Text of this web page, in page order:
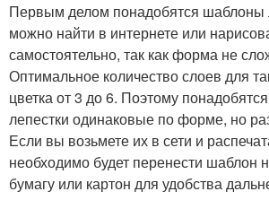
Первым делом понадобятся шаблоны
можно найти в интернете или
самостоятельно, так как форма не
Оптимальное количество слоев для
цветка от 3 до 6. Поэтому
лепестки одинаковые по форме, но
Если вы возьмете их в сети и
необходимо будет перенести шаблон
бумагу или картон для удобства